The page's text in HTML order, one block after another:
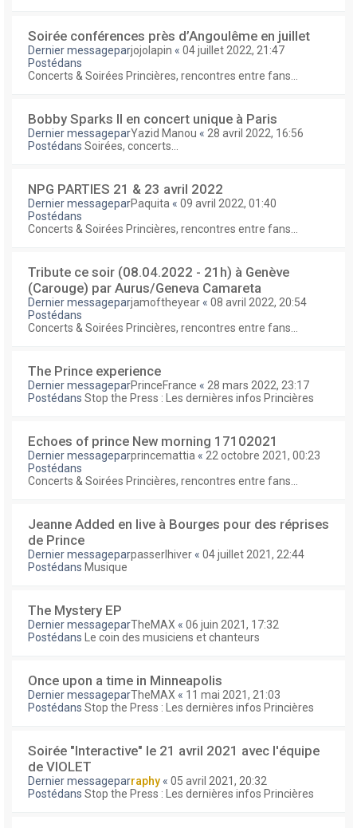
Soirée conférences près d’Angoulême en juillet
Dernier messageparjojolapin « 04 juillet 2022, 21:47
Postédans
Concerts & Soirées Princières, rencontres entre fans...
Bobby Sparks II en concert unique à Paris
Dernier messageparYazid Manou « 28 avril 2022, 16:56
Postédans Soirées, concerts...
NPG PARTIES 21 & 23 avril 2022
Dernier messageparPaquita « 09 avril 2022, 01:40
Postédans
Concerts & Soirées Princières, rencontres entre fans...
Tribute ce soir (08.04.2022 - 21h) à Genève
(Carouge) par Aurus/Geneva Camareta
Dernier messageparjamoftheyear « 08 avril 2022, 20:54
Postédans
Concerts & Soirées Princières, rencontres entre fans...
The Prince experience
Dernier messageparPrinceFrance « 28 mars 2022, 23:17
Postédans Stop the Press : Les dernières infos Princières
Echoes of prince New morning 17102021
Dernier messageparprincemattia « 22 octobre 2021, 00:23
Postédans
Concerts & Soirées Princières, rencontres entre fans...
Jeanne Added en live à Bourges pour des réprises
de Prince
Dernier messageparpasserlhiver « 04 juillet 2021, 22:44
Postédans Musique
The Mystery EP
Dernier messageparTheMAX « 06 juin 2021, 17:32
Postédans
Le coin des musiciens et chanteurs
Once upon a time in Minneapolis
Dernier messageparTheMAX « 11 mai 2021, 21:03
Postédans Stop the Press : Les dernières infos Princières
Soirée "Interactive" le 21 avril 2021 avec l'équipe
de VIOLET
Dernier messageparraphy « 05 avril 2021, 20:32
Postédans Stop the Press : Les dernières infos Princières